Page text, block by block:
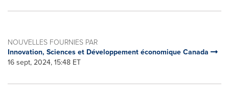
NOUVELLES FOURNIES PAR
Innovation, Sciences et Développement économique Canada
16 sept, 2024, 15:48 ET